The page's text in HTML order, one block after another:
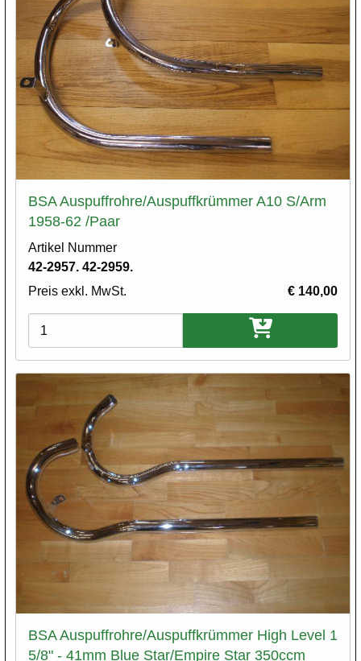
BSA Auspuffrohre/Auspuffkrümmer A10 S/Arm
1958-62 /Paar
Artikel Nummer
42-2957. 42-2959.
Preis exkl. MwSt.
€ 140,00
Varianten
BSA Auspuffrohre/Auspuffkrümmer High Level 1
5/8" - 41mm Blue Star/Empire Star 350ccm